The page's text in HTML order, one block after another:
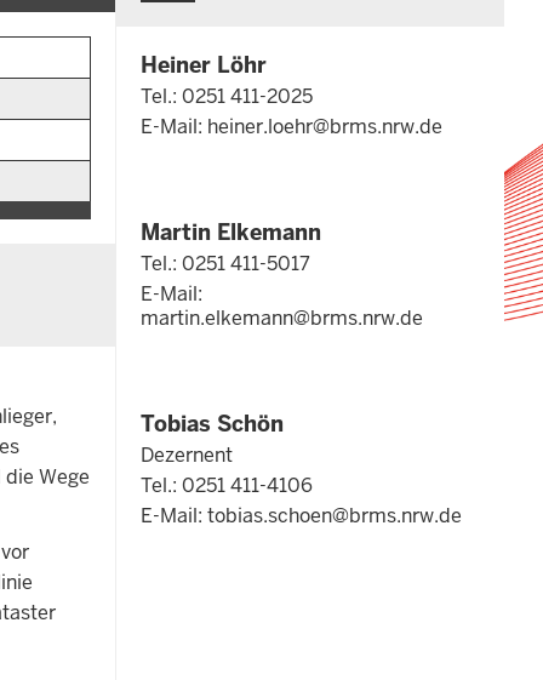
Wege
Heiner Löhr
Tel.: 0251 411-2025
E-Mail: heiner.loehr@brms.nrw.de
Martin Elkemann
Tel.: 0251 411-5017
E-Mail:
martin.elkemann@brms.nrw.de
Tobias Schön
Dezernent
Tel.: 0251 411-4106
E-Mail: tobias.schoen@brms.nrw.de